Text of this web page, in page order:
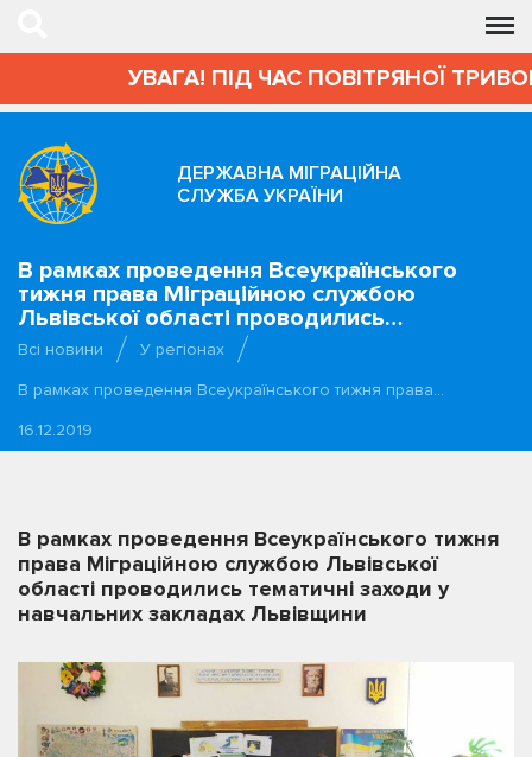
УВАГА! ПІД ЧАС ПОВІТРЯНОЇ
ДЕРЖАВНА МІГРАЦІЙНА
СЛУЖБА УКРАЇНИ
В рамках проведення Всеукраїнського
тижня права Міграційною службою
Львівської області проводились…
Всі новини
У регіонах
В рамках проведення Всеукраїнського тижня права…
16.12.2019
В рамках проведення Всеукраїнського тижня
права Міграційною службою Львівської
області проводились тематичні заходи у
навчальних закладах Львівщини